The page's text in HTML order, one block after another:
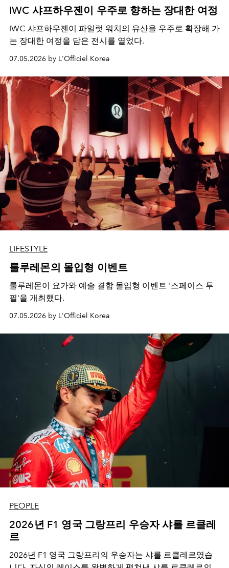
IWC 샤프하우젠이 우주로 향하는 장대한 여정
IWC 샤프하우젠이 파일럿 워치의 유산을 우주로 확장해 가
는 장대한 여정을 담은 전시를 열었다.
07.05.2026 by L'Officiel Korea
LIFESTYLE
룰루레몬의 몰입형 이벤트
룰루레몬이 요가와 예술 결합 몰입형 이벤트 '스페이스 투
필'을 개최했다.
07.05.2026 by L'Officiel Korea
PEOPLE
2026년 F1 영국 그랑프리 우승자 샤를 르클레
르
2026년 F1 영국 그랑프리의 우승자는 샤를 르클레르였습